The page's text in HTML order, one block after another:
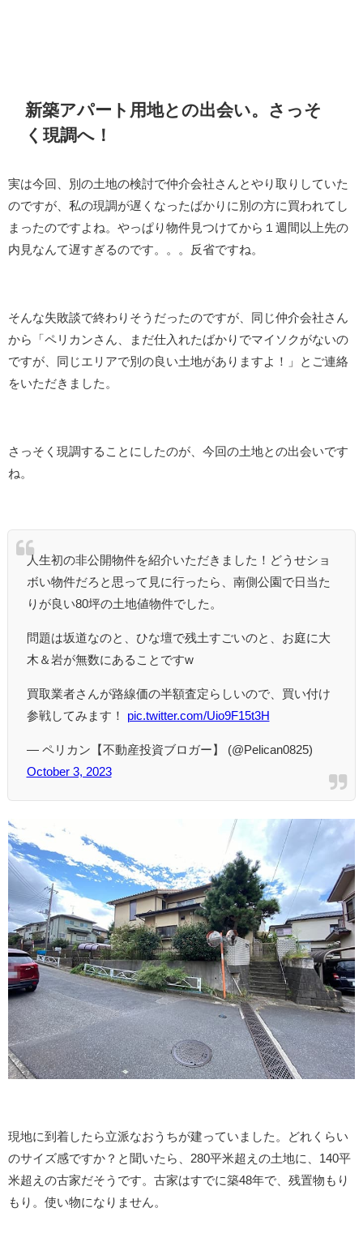
新築アパート用地との出会い。さっそ
く現調へ！
実は今回、別の土地の検討で仲介会社さんとやり取りしていた
のですが、私の現調が遅くなったばかりに別の方に買われてし
まったのですよね。やっぱり物件見つけてから１週間以上先の
内見なんて遅すぎるのです。。。反省ですね。
そんな失敗談で終わりそうだったのですが、同じ仲介会社さん
から「ペリカンさん、まだ仕入れたばかりでマイソクがないの
ですが、同じエリアで別の良い土地がありますよ！」とご連絡
をいただきました。
さっそく現調することにしたのが、今回の土地との出会いです
ね。
人生初の非公開物件を紹介いただきました！どうせショ
ボい物件だろと思って見に行ったら、南側公園で日当た
りが良い80坪の土地値物件でした。
問題は坂道なのと、ひな壇で残土すごいのと、お庭に大
木＆岩が無数にあることですw
買取業者さんが路線価の半額査定らしいので、買い付け
参戦してみます！ pic.twitter.com/Uio9F15t3H
— ペリカン【不動産投資ブロガー】 (@Pelican0825)
October 3, 2023
現地に到着したら立派なおうちが建っていました。どれくらい
のサイズ感ですか？と聞いたら、280平米超えの土地に、140平
米超えの古家だそうです。古家はすでに築48年で、残置物もり
もり。使い物になりません。